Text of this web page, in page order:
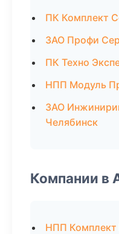
ПК Комплект
ЗАО Профи
ПК Техно
НПП Модуль
ЗАО
Челябинск
Компании в
НПП